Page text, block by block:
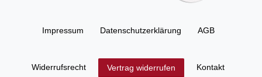
Impressum Daten­schutz­erklärung AGB
Widerrufs­recht Vertrag widerrufen Kontakt